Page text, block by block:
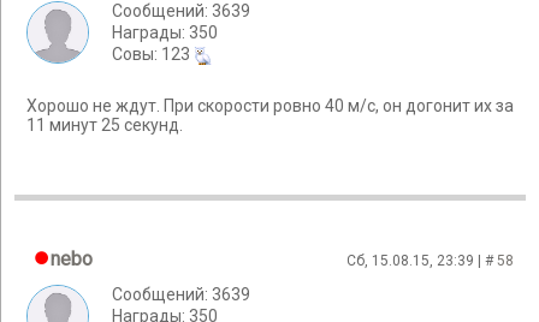
Сообщений: 3639
Награды: 350
Cовы: 123
Хорошо не ждут. При скорости ровно 40 м/с, он догонит их за
11 минут 25 секунд.
nebo Сб, 15.08.15, 23:39 | #58
Сообщений: 3639
Награды: 350